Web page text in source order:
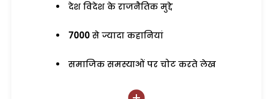
देश विदेश के राजनैतिक मुद्दे
7000 से ज्यादा कहानियां
समाजिक समस्याओं पर चोट करते लेख